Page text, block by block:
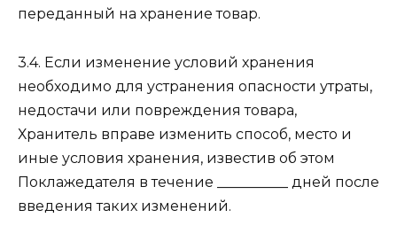
переданный на хранение товар.
3.4. Если изменение условий хранения
необходимо для устранения опасности утраты,
недостачи или повреждения товара,
Хранитель вправе изменить способ, место и
иные условия хранения, известив об этом
Поклажедателя в течение __________ дней после
введения таких изменений.